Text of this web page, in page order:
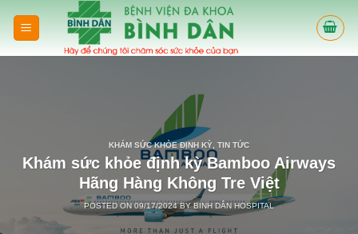
KHÁM SỨC KHỎE ĐỊNH KỲ, TIN TỨC
Khám sức khỏe định kỳ Bamboo Airways
Hãng Hàng Không Tre Việt
POSTED ON 09/17/2024BYBINH DÂN HOSPITAL